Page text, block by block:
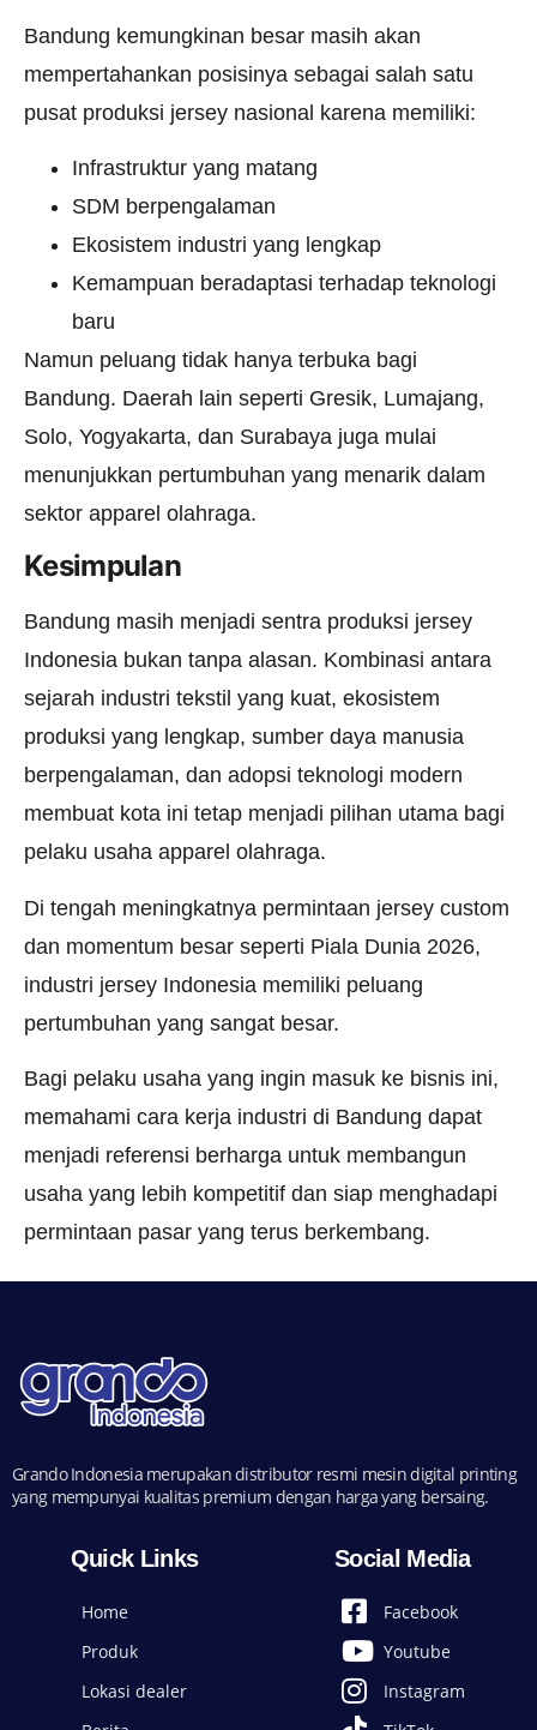
Bandung kemungkinan besar masih akan
mempertahankan posisinya sebagai salah satu
pusat produksi jersey nasional karena memiliki:
Infrastruktur yang matang
SDM berpengalaman
Ekosistem industri yang lengkap
Kemampuan beradaptasi terhadap teknologi
baru
Namun peluang tidak hanya terbuka bagi
Bandung. Daerah lain seperti Gresik, Lumajang,
Solo, Yogyakarta, dan Surabaya juga mulai
menunjukkan pertumbuhan yang menarik dalam
sektor apparel olahraga.
Kesimpulan
Bandung masih menjadi sentra produksi jersey
Indonesia bukan tanpa alasan. Kombinasi antara
sejarah industri tekstil yang kuat, ekosistem
produksi yang lengkap, sumber daya manusia
berpengalaman, dan adopsi teknologi modern
membuat kota ini tetap menjadi pilihan utama bagi
pelaku usaha apparel olahraga.
Di tengah meningkatnya permintaan jersey custom
dan momentum besar seperti Piala Dunia 2026,
industri jersey Indonesia memiliki peluang
pertumbuhan yang sangat besar.
Bagi pelaku usaha yang ingin masuk ke bisnis ini,
memahami cara kerja industri di Bandung dapat
menjadi referensi berharga untuk membangun
usaha yang lebih kompetitif dan siap menghadapi
permintaan pasar yang terus berkembang.
Grando Indonesia merupakan distributor resmi mesin digital printing
yang mempunyai kualitas premium dengan harga yang bersaing.
Quick Links
Home
Produk
Lokasi dealer
Social Media
Facebook
Youtube
Instagram